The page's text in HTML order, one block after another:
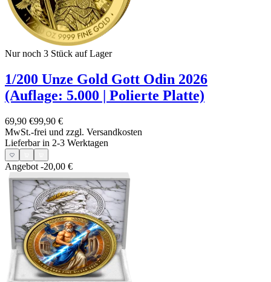
Nur noch 3 Stück auf Lager
1/200 Unze Gold Gott Odin 2026
(Auflage: 5.000 | Polierte Platte)
69,90 €99,90 €
MwSt.-frei und zzgl. Versandkosten
Lieferbar in 2-3 Werktagen
Angebot -20,00 €